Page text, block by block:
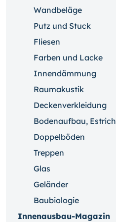
Wandbeläge
Putz und Stuck
Fliesen
Farben und Lacke
Innendämmung
Raumakustik
Deckenverkleidung
Bodenaufbau, Estrich
Doppelböden
Treppen
Glas
Geländer
Baubiologie
Innenausbau-Magazin